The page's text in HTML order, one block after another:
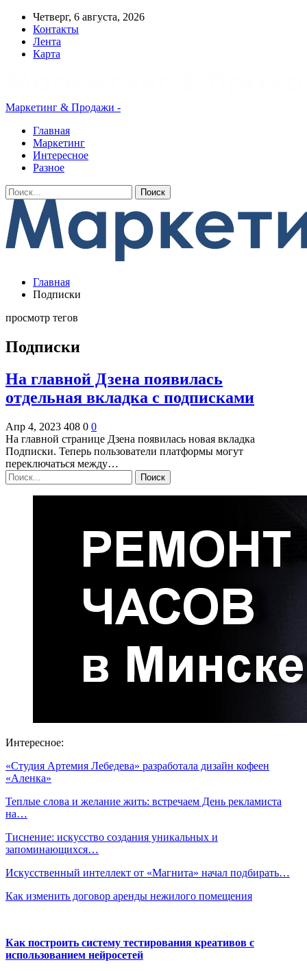
Четверг, 6 августа, 2026
Контакты
Лента
Карта
Маркетинг & Продажи -
Главная
Маркетинг
Интересное
Разное
Главная
Подписки
просмотр тегов
Подписки
На главной Дзена появилась
отдельная вкладка с подписками
Апр 4, 2023 408 0 0
На главной странице Дзена появилась новая вкладка
Подписки. Теперь пользователи платформы могут
переключаться между…
Интересное:
«Студия Артемия Лебедева» разработала дизайн кофеен
«Аленка»
Теплые слова и желание жить: встречаем День рекламиста
на…
Тиснение: искусство создания уникальных и
запоминающихся…
Искусственный интеллект от «Магнита» начал подбирать…
Как изменить договор аренды нежилого помещения
Как построить систему тестирования креативов с
использованием нейросетей